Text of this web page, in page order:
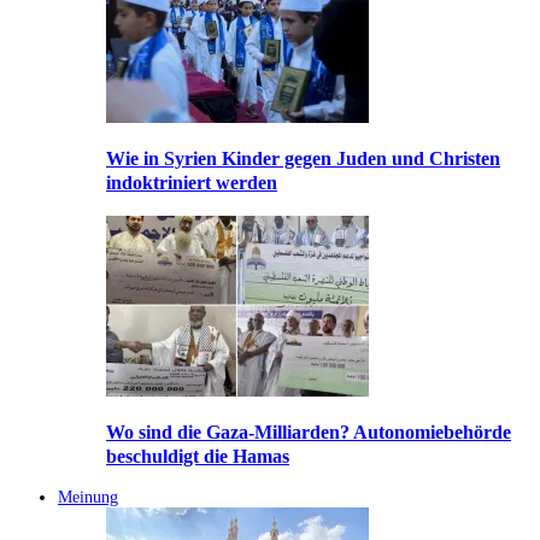
Wie in Syrien Kinder gegen Juden und Christen
indoktriniert werden
Wo sind die Gaza-Milliarden? Autonomiebehörde
beschuldigt die Hamas
Meinung